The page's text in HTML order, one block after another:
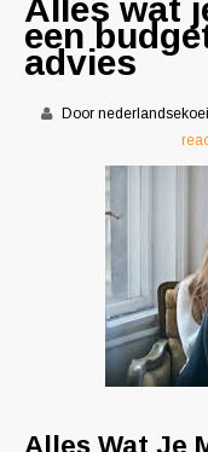
Alles wat
een
advies
Door
Alles Wat Je